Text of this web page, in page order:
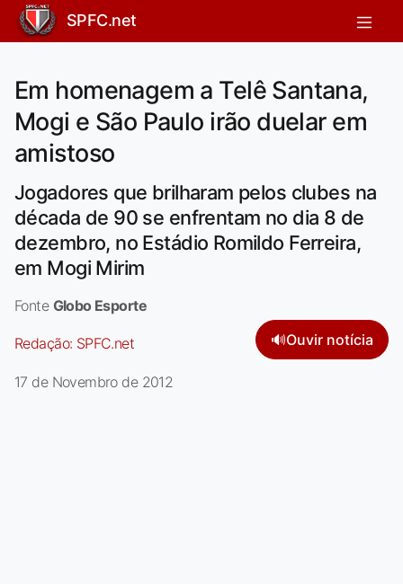
SPFC.net
Em homenagem a Telê Santana,
Mogi e São Paulo irão duelar em
amistoso
Jogadores que brilharam pelos clubes na
década de 90 se enfrentam no dia 8 de
dezembro, no Estádio Romildo Ferreira,
em Mogi Mirim
Fonte Globo Esporte
Redação: SPFC.net 🔊Ouvir notícia
17 de Novembro de 2012